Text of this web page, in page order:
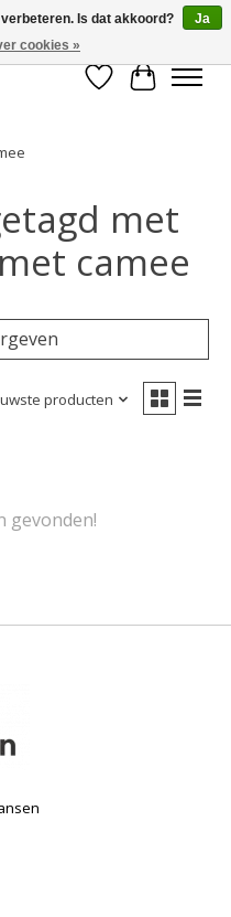
Verlanglijst
met
camee
producten
gevonden!
Is dat akkoord?
Ja
cookies »